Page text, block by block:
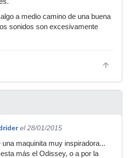
a medio camino de una buena
sonidos son excesivamente
el 28/01/2015
maquinita muy inspiradora...
más el Odissey, o a por la